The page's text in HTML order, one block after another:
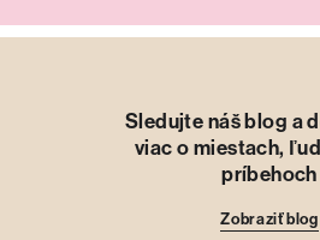
Sledujte náš blog a
viac o miestach,
príbehoch
Zobraziť blog